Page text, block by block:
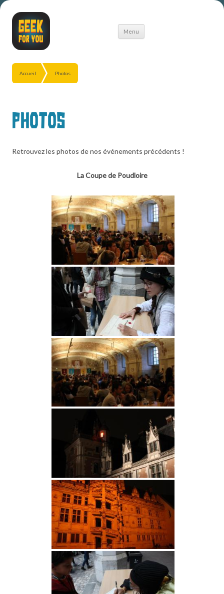
Menu
Aller
Accueil Photos
Photos
Retrouvez les photos de nos événements précédents !
La Coupe de Poudloire